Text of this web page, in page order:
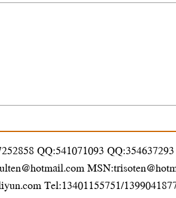
QQ:541071093 QQ:354637293
Tel:13401155751/